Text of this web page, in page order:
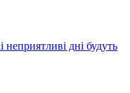
дні будуть